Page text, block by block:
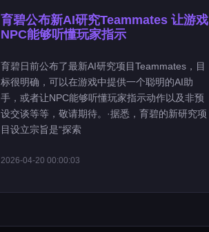
育碧公布新AI研究Teammates 让游戏
NPC能够听懂玩家指示
育碧日前公布了最新AI研究项目Teammates，目
标很明确，可以在游戏中提供一个聪明的AI助
手，或者让NPC能够听懂玩家指示动作以及非预
设交谈等等，敬请期待。·据悉，育碧的新研究项
目设立宗旨是“探索
2026-04-20 00:00:03